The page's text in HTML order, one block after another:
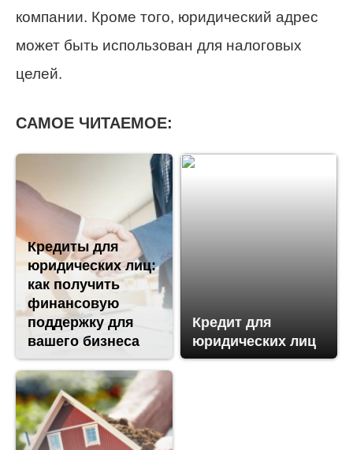
компании. Кроме того, юридический адрес
может быть использован для налоговых
целей.
САМОЕ ЧИТАЕМОЕ:
Кредиты для
юридических лиц:
как получить
финансовую
поддержку для
вашего бизнеса
Кредит для
юридических лиц